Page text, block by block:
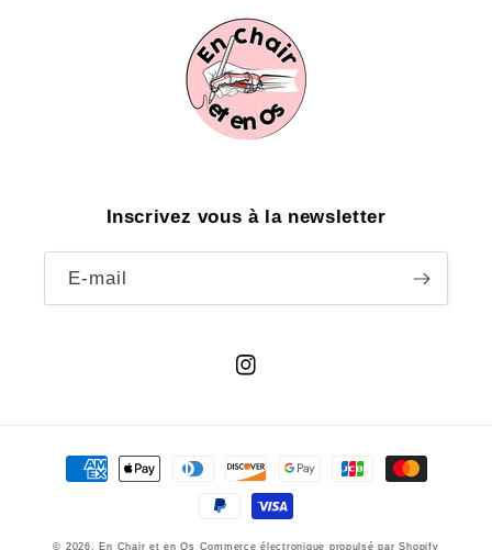
Inscrivez vous à la newsletter
E-mail
Instagram
Moyens
© 2026, En Chair et en Os Commerce électronique propulsé par Shopify